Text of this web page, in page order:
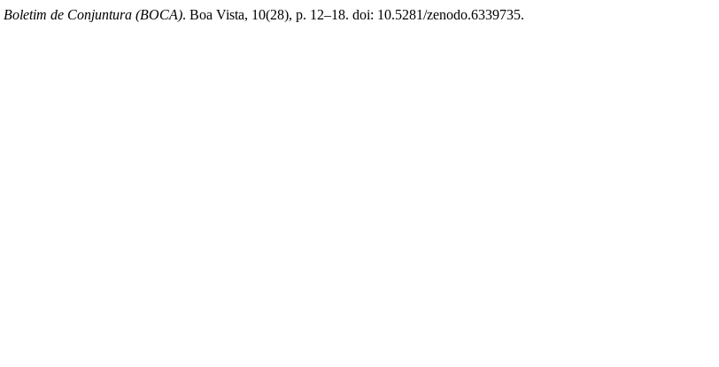
Boletim de Conjuntura (BOCA). Boa Vista, 10(28), p. 12–18. doi: 10.5281/zenodo.6339735.